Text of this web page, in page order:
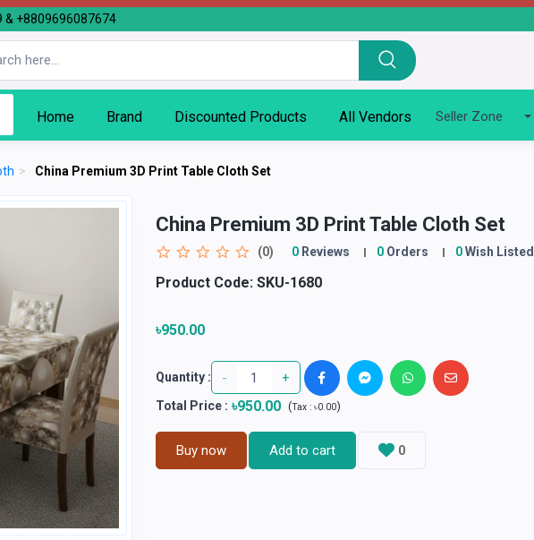
& +8809696087674
Home Brand Discounted Products All Vendors Seller Zone
> China Premium 3D Print Table Cloth Set
China Premium 3D Print Table Cloth Set
(0) 0Reviews 0Orders 0Wish Listed
Product Code:SKU-1680
৳950.00
Quantity : - +
Total Price: ৳950.00 (Tax : ৳0.00)
Buy now Add to cart 0